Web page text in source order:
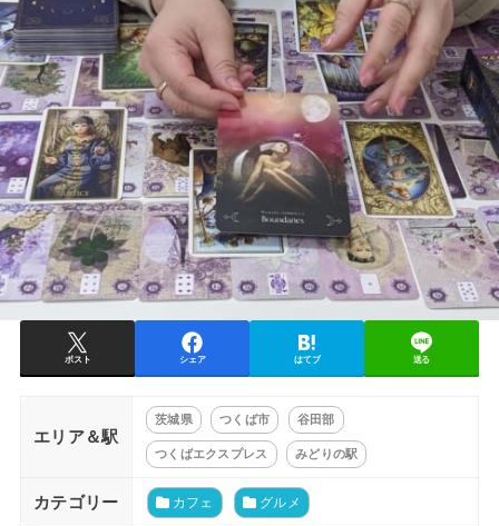
ポスト シェア はてブ 送る
エリア＆駅
茨城県 つくば市 谷田部
つくばエクスプレス みどりの駅
カテゴリー カフェ グルメ